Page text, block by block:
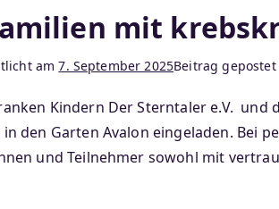
mit
am7. September 2025Beitrag
Kindern Der Sterntaler e.V.
den Garten Avalon eingeladen. Bei
und Teilnehmer sowohl mit